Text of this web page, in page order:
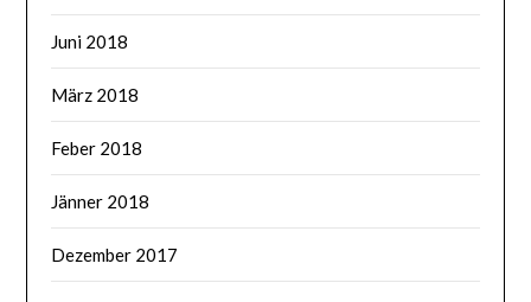
Juni 2018
März 2018
Feber 2018
Jänner 2018
Dezember 2017